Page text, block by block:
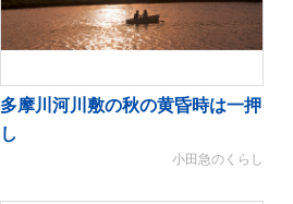
多摩川河川敷の秋の黄昏時は一押
し
小田急のくらし